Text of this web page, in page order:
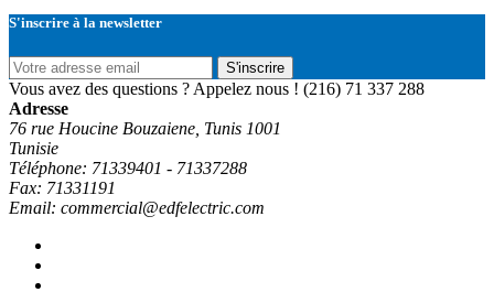
S'inscrire à la newsletter
S'inscrire
Vous avez des questions ? Appelez nous ! (216) 71 337 288
Adresse
76 rue Houcine Bouzaiene, Tunis 1001
Tunisie
Téléphone: 71339401 - 71337288
Fax: 71331191
Email: commercial@edfelectric.com